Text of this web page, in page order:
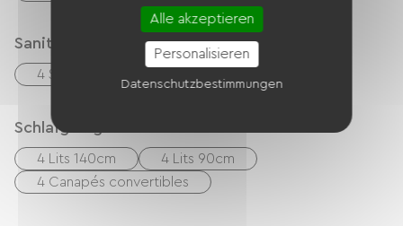
Sanitäranlagen
4 Salle d'eau (douche)
Schlafgelegenheit
4 Lits 140cm
4 Lits 90cm
4 Canapés convertibles
Alle akzeptieren
Personalisieren
Datenschutzbestimmungen